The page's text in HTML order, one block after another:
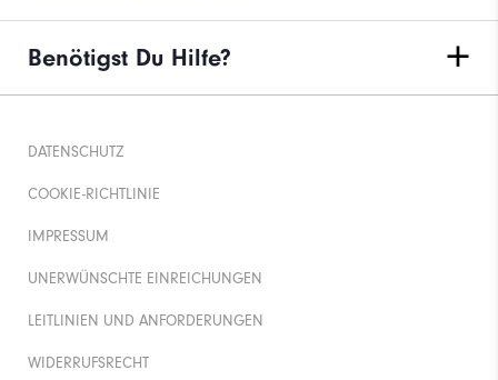
Benötigst Du Hilfe?
DATENSCHUTZ
COOKIE-RICHTLINIE
IMPRESSUM
UNERWÜNSCHTE EINREICHUNGEN
LEITLINIEN UND ANFORDERUNGEN
WIDERRUFSRECHT